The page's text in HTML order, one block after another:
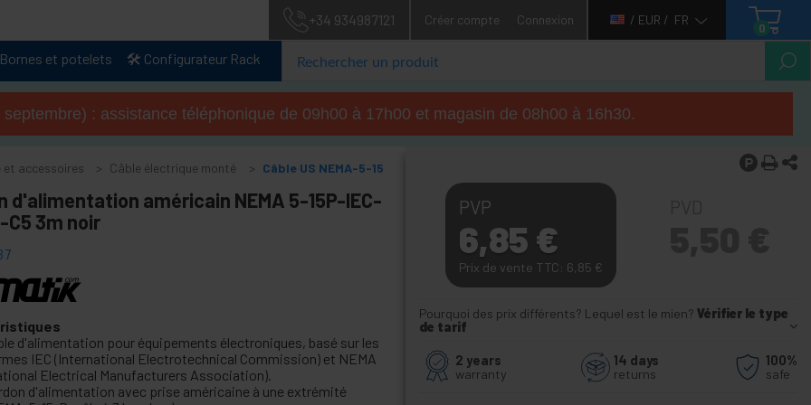
+34 934987121 Créer compte Connexion / EUR / FR
0
Bornes et potelets 🛠️ Configurateur Rack
: assistance téléphonique de 09h00 à 17h00 et magasin de 08h00 à 16h30.
et accessoires Câble électrique monté Câble US NEMA-5-15
d'alimentation américain NEMA 5-15P-IEC-
C5 3m noir
d'alimentation pour équipements électroniques, basé sur les
IEC (International Electrotechnical Commission) et NEMA
Electrical Manufacturers Association).
d'alimentation avec prise américaine à une extrémité
PVP
6,85 €
Prix de vente TTC: 6,85 €
Pourquoi des prix différents? Lequel est le mien? Vérifier le type
de tarif
2 years
warranty
14 days
returns
100%
safe